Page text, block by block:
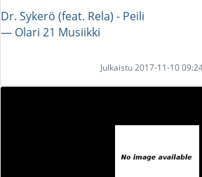
Dr. Sykerö (feat. Rela) - Peili
― Olari 21 Musiikki
Julkaistu 2017-11-10